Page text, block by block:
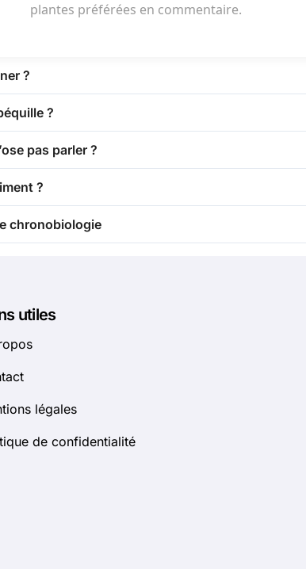
plantes préférées en commentaire.
?
?
pas parler ?
?
chronobiologie
utiles
légales
de confidentialité